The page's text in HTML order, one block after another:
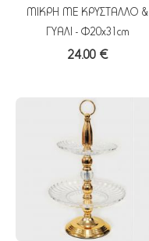
ΜΙΚΡΗ ΜΕ ΚΡΥΣΤΑΛΛΟ &
ΓΥΑΛΙ - Φ20x31cm
24.00 €